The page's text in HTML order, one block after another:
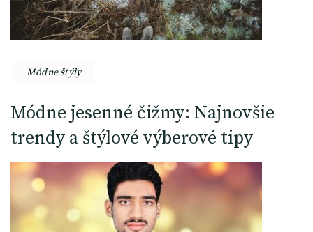
Módne štýly
Módne jesenné čižmy: Najnovšie
trendy a štýlové výberové tipy